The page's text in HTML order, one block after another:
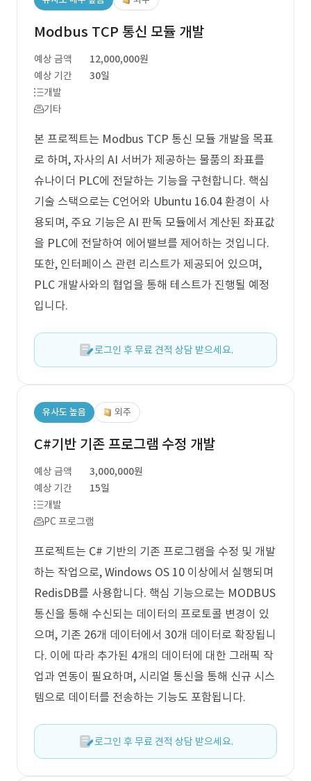
Modbus TCP 통신 모듈 개발
예상 금액
12,000,000원
예상 기간
30일
개발
기타
본 프로젝트는 Modbus TCP 통신 모듈 개발을 목표
로 하며, 자사의 AI 서버가 제공하는 물품의 좌표를
슈나이더 PLC에 전달하는 기능을 구현합니다. 핵심
기술 스택으로는 C언어와 Ubuntu 16.04 환경이 사
용되며, 주요 기능은 AI 판독 모듈에서 계산된 좌표값
을 PLC에 전달하여 에어밸브를 제어하는 것입니다.
또한, 인터페이스 관련 리스트가 제공되어 있으며,
PLC 개발사와의 협업을 통해 테스트가 진행될 예정
입니다.
로그인 후 무료 견적 상담 받으세요.
유사도 높음 외주
C#기반 기존 프로그램 수정 개발
예상 금액
3,000,000원
예상 기간
15일
개발
PC 프로그램
프로젝트는 C# 기반의 기존 프로그램을 수정 및 개발
하는 작업으로, Windows OS 10 이상에서 실행되며
RedisDB를 사용합니다. 핵심 기능으로는 MODBUS
통신을 통해 수신되는 데이터의 프로토콜 변경이 있
으며, 기존 26개 데이터에서 30개 데이터로 확장됩니
다. 이에 따라 추가된 4개의 데이터에 대한 그래픽 작
업과 연동이 필요하며, 시리얼 통신을 통해 신규 시스
템으로 데이터를 전송하는 기능도 포함됩니다.
로그인 후 무료 견적 상담 받으세요.